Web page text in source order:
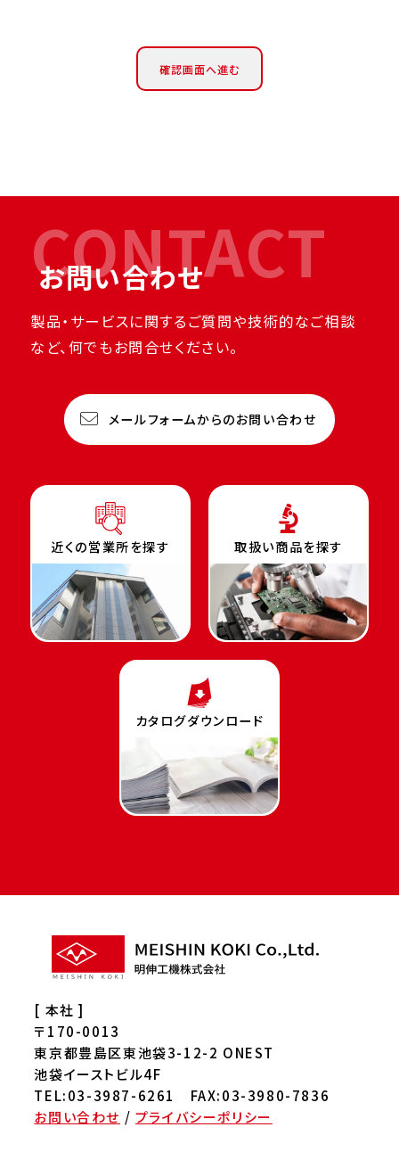
CONTACT
お問い合わせ
製品・サービスに関するご質問や技術的なご相談
など、何でもお問合せください。
メールフォームからのお問い合わせ
近くの営業所を探す 取扱い商品を探す
カタログダウンロード
[ 本社 ]
〒170-0013
東京都豊島区東池袋3-12-2 ONEST
池袋イーストビル4F
TEL:03-3987-6261 FAX:03-3980-7836
お問い合わせ / プライバシーポリシー